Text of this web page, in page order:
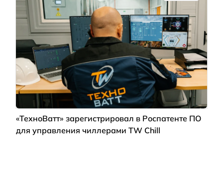
«ТехноВатт» зарегистрировал в Роспатенте ПО
для управления чиллерами TW Chill